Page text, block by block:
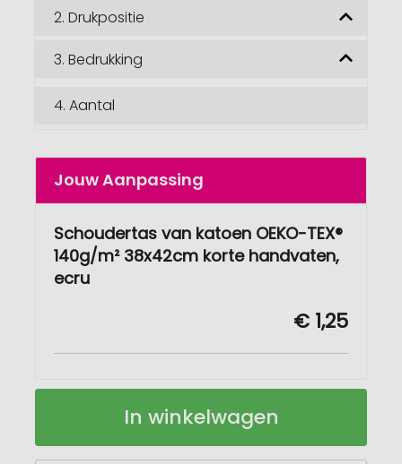
2. Drukpositie
3. Bedrukking
4. Aantal
Jouw Aanpassing
Schoudertas van katoen OEKO-TEX®
140g/m² 38x42cm korte handvaten,
ecru
€ 1,25
Schoudertas
OEKO-
Op
In winkelwagen